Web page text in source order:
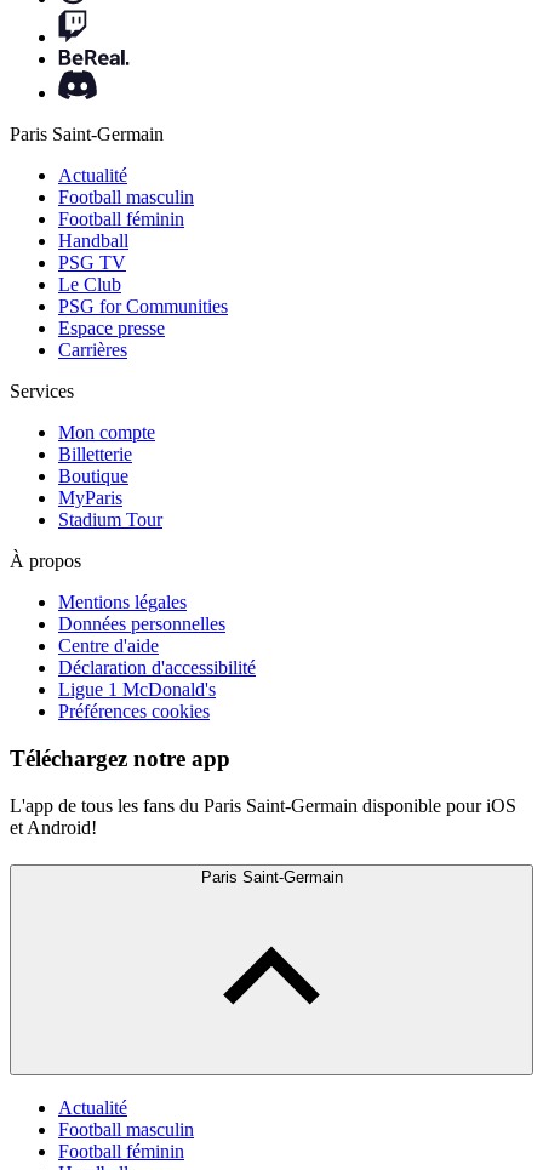
Paris Saint-Germain
Actualité
Football masculin
Football féminin
Handball
PSG TV
Le Club
PSG for Communities
Espace presse
Carrières
Services
Mon compte
Billetterie
Boutique
MyParis
Stadium Tour
À propos
Mentions légales
Données personnelles
Centre d'aide
Déclaration d'accessibilité
Ligue 1 McDonald's
Préférences cookies
Téléchargez notre app
L'app de tous les fans du Paris Saint-Germain disponible pour iOS
et Android!
Paris Saint-Germain
Actualité
Football masculin
Football féminin